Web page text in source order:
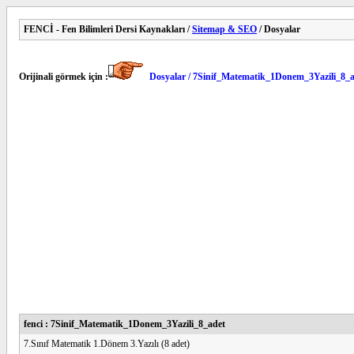
FENCİ - Fen Bilimleri Dersi Kaynakları /Sitemap & SEO / Dosyalar
Orijinali görmek için : Dosyalar /
fenci : 7Sinif_Matematik_1Donem_3Yazili_8_adet
7.Sınıf Matematik 1.Dönem 3.Yazılı (8 adet)